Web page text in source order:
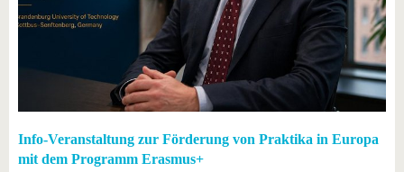
Info-Veranstaltung zur Förderung von Praktika in Europa
mit dem Programm Erasmus+